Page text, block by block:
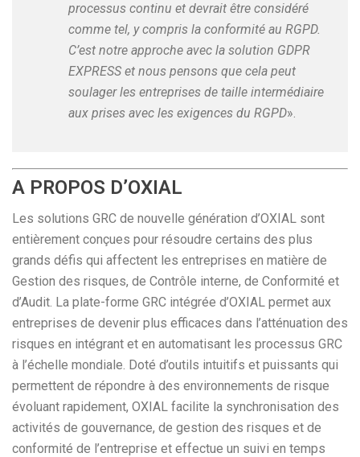
processus continu et devrait être considéré
comme tel, y compris la conformité au RGPD.
C’est notre approche avec la solution GDPR
EXPRESS et nous pensons que cela peut
soulager les entreprises de taille intermédiaire
aux prises avec les exigences du RGPD».
A PROPOS D’OXIAL
Les solutions GRC de nouvelle génération d’OXIAL sont
entièrement conçues pour résoudre certains des plus
grands défis qui affectent les entreprises en matière de
Gestion des risques, de Contrôle interne, de Conformité et
d’Audit. La plate-forme GRC intégrée d’OXIAL permet aux
entreprises de devenir plus efficaces dans l’atténuation des
risques en intégrant et en automatisant les processus GRC
à l’échelle mondiale. Doté d’outils intuitifs et puissants qui
permettent de répondre à des environnements de risque
évoluant rapidement, OXIAL facilite la synchronisation des
activités de gouvernance, de gestion des risques et de
conformité de l’entreprise et effectue un suivi en temps